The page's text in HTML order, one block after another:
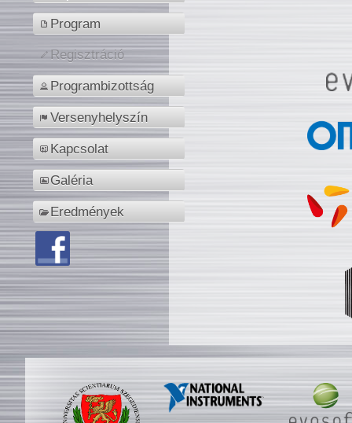
Program
Regisztráció
Programbizottság
Versenyhelyszín
Kapcsolat
Galéria
Eredmények